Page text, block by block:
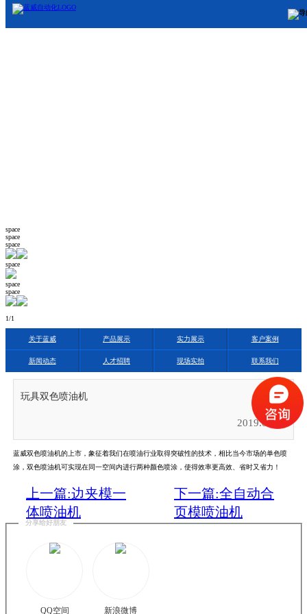
space
space
space
space
space
space
1/1
关于蓝威 产品展示 实力展示 客户案例
新闻动态 人才招聘 现场实拍 联系我们
玩具双色喷油机
2019.03.13
蓝威双色喷油机的上市，象征着我们在喷油行业取得突破性的技术，相比当今市场的单色喷
涂，双色喷油机可实现在同一空间内进行两种颜色喷涂，使得效率更高效、省时又省力！
上一篇:边夹模一
体喷油机
下一篇:全自动合
页模喷油机
分享给好朋友
QQ空间 新浪微博